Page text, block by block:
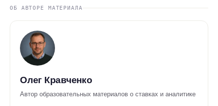
ОБ АВТОРЕ МАТЕРИАЛА
Олег Кравченко
Автор образовательных материалов о ставках и аналитике